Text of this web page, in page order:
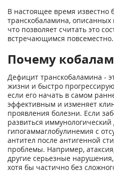
В настоящее время известно
транскобаламина,
что позволяет считать это
встречающимся повсеместно.
Почему
Дефицит транскобаламина -
жизни и быстро
если его начать в самом
эффективным и изменяет
проявления болезни. Если
развиться
гипогаммаглобулинемия с
антител после антигенной
проблемы. Например,
другие серьезные
хотя бы частично без